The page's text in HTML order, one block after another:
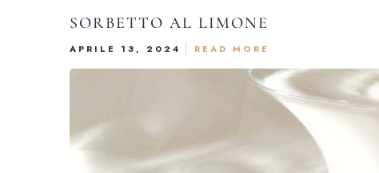
SORBETTO AL LIMONE
APRILE 13, 2024 READ MORE